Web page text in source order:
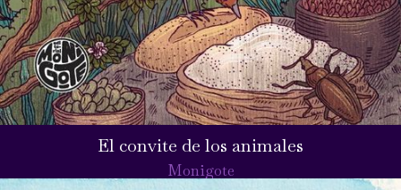
El convite de los animales
Monigote